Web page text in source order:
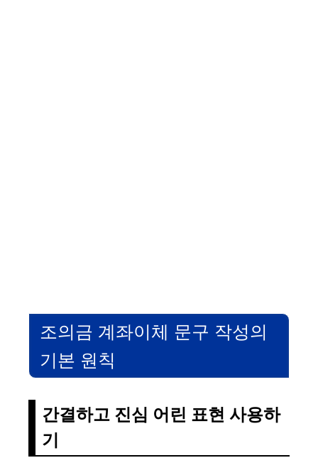
조의금 계좌이체 문구 작성의
기본 원칙
간결하고 진심 어린 표현 사용하
기